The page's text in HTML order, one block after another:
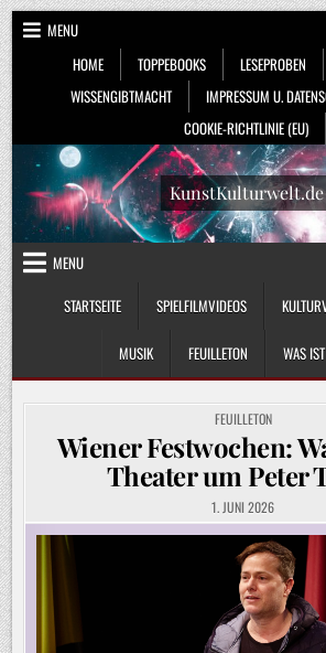
Skip
to
content
MENU
HOME
TOPPEBOOKS LESEPROBEN
WISSENGIBTMACHT
IMPRESSUM U.
COOKIE-RICHTLINIE (EU)
KunstKulturwelt.de
MENU
STARTSEITE
SPIELFILMVIDEOS
MUSIK FEUILLETON WAS
POSTED
IN
FEUILLETON
Wiener Festwochen:
Theater um Peter
1. JUNI 2026